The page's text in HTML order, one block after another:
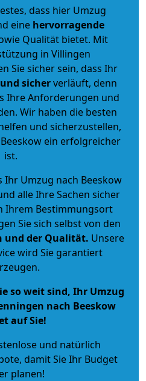
dass hier Umzug
eine hervorragende
Qualität bietet. Mit
in Villingen
Sie sicher sein, dass Ihr
sicherverläuft, denn
Ihre Anforderungen und
Wir haben die besten
und sicherzustellen,
ein erfolgreicher
ist.
Ihr Umzug nach Beeskow
alle Ihre Sachen sicher
Ihrem Bestimmungsort
Sie sich selbst von den
und der Qualität. Unsere
wird Sie garantiert
so weit sind, Ihr Umzug
nach Beeskow
auf Sie!
und natürlich
, damit Sie Ihr Budget
planen!